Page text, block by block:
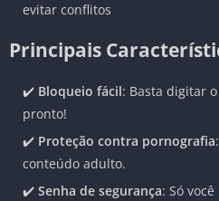
evitar conflitos
Principais
✔️ Bloqueio fácil: Basta digitar
pronto!
✔️ Proteção contra pornografia
conteúdo adulto.
✔️ Senha de segurança: Só